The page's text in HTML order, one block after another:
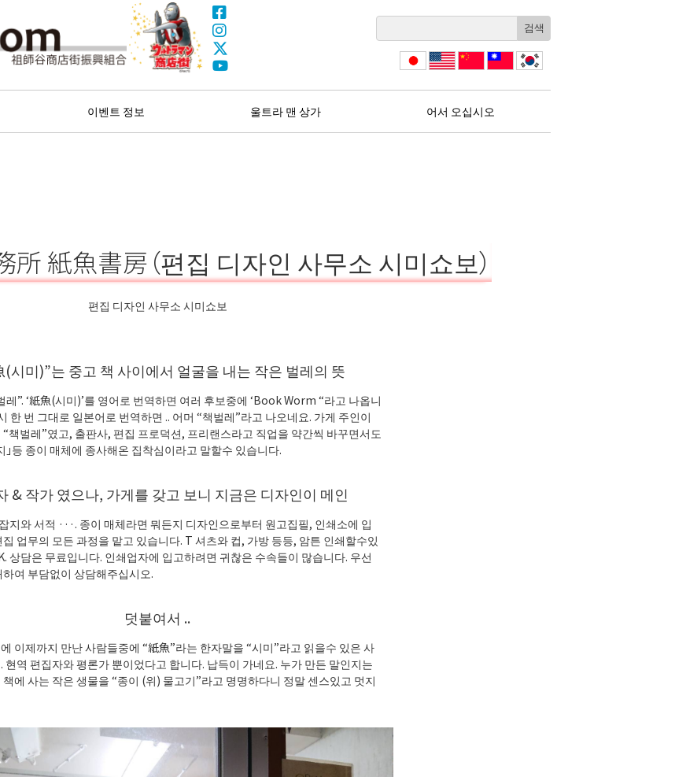
Facebook
Instagram
X(Twitter)
語
中文 中文
이벤트 정보 울트라 맨 상가 어서 오십시오
所 紙魚書房（편집 디자인 사무소 시미쇼보）
편집 디자인 사무소 시미쇼보
(시미)”는 중고 책 사이에서 얼굴을 내는 작은 벌레의 뜻
레”. ‘紙魚(시미)’를 영어로 번역하면 여러 후보중에 ‘Book Worm “라고 나옵니
한 번 그대로 일본어로 번역하면 .. 어머 “책벌레”라고 나오네요. 가게 주인이
책벌레”였고, 출판사, 편집 프로덕션, 프리랜스라고 직업을 약간씩 바꾸면서도
지」등 종이 매체에 종사해온 집착심이라고 말할수 있습니다.
& 작가 였으나, 가게를 갖고 보니 지금은 디자인이 메인
지와 서적 ···. 종이 매체라면 뭐든지 디자인으로부터 원고집필, 인쇄소에 입
업무의 모든 과정을 맡고 있습니다. T 셔츠와 컵, 가방 등등, 암튼 인쇄할수있
상담은 무료입니다. 인쇄업자에 입고하려면 귀찮은 수속들이 많습니다. 우선
여 부담없이 상담해주십시오.
덧붙여서 ..
이제까지 만난 사람들중에 “紙魚”라는 한자말을 “시미”라고 읽을수 있은 사
현역 편집자와 평론가 뿐이었다고 합니다. 납득이 가네요. 누가 만든 말인지는
에 사는 작은 생물을 “종이 (위) 물고기”라고 명명하다니 정말 센스있고 멋지